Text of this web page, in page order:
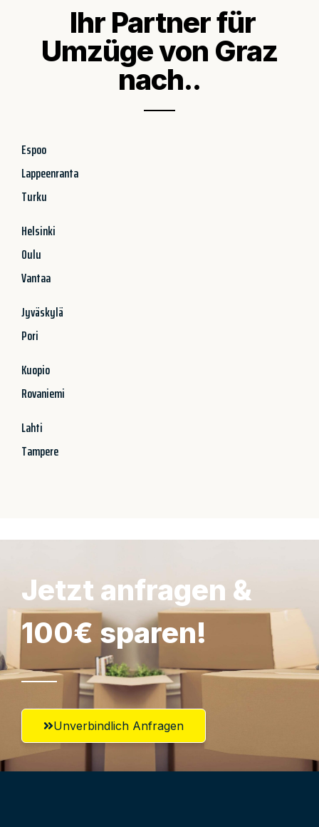
Ihr Partner für
Umzüge von Graz
nach..
Espoo
Lappeenranta
Turku
Helsinki
Oulu
Vantaa
Jyväskylä
Pori
Kuopio
Rovaniemi
Lahti
Tampere
Jetzt anfragen &
100€ sparen!
Unverbindlich Anfragen